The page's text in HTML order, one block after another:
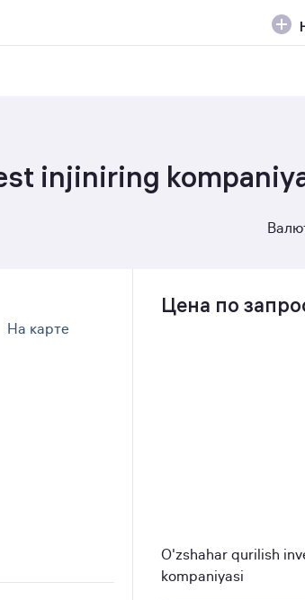
injiniring
На карте
Цена по
O'zshahar qurilish
kompaniyasi